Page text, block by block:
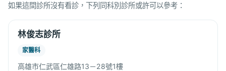
如果這間診所沒有看診，下列同科別診所或許可以參考：
林俊志診所
家醫科
高雄市仁武區仁雄路13－28號1樓